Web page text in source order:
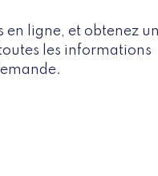
en ligne, et obtenez
les informations